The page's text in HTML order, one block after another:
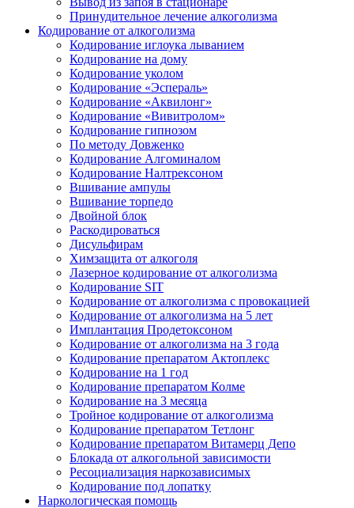
Принудительное лечение алкоголизма
Кодирование от алкоголизма
Кодирование иглоука лыванием
Кодирование на дому
Кодирование уколом
Кодирование «Эспераль»
Кодирование «Аквилонг»
Кодирование «Вивитролом»
Кодирование гипнозом
По методу Довженко
Кодирование Алгоминалом
Кодирование Налтрексоном
Вшивание ампулы
Вшивание торпедо
Двойной блок
Раскодироваться
Дисульфирам
Химзащита от алкоголя
Лазерное кодирование от алкоголизма
Кодирование SIT
Кодирование от алкоголизма с провокацией
Кодирование от алкоголизма на 5 лет
Имплантация Продетоксоном
Кодирование от алкоголизма на 3 года
Кодирование препаратом Актоплекс
Кодирование на 1 год
Кодирование препаратом Колме
Кодирование на 3 месяца
Тройное кодирование от алкоголизма
Кодирование препаратом Тетлонг
Кодирование препаратом Витамерц Депо
Блокада от алкогольной зависимости
Ресоциализация наркозависимых
Кодирование под лопатку
Наркологическая помощь